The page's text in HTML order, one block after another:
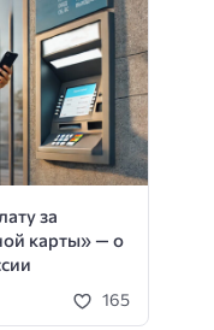
за
карты» — о
165